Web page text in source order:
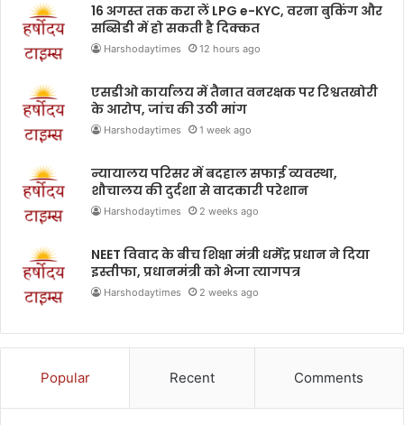
16 अगस्त तक करा लें LPG e-KYC, वरना बुकिंग और
सब्सिडी में हो सकती है दिक्कत
Harshodaytimes 12 hours ago
एसडीओ कार्यालय में तैनात वनरक्षक पर रिश्वतखोरी
के आरोप, जांच की उठी मांग
Harshodaytimes 1 week ago
न्यायालय परिसर में बदहाल सफाई व्यवस्था,
शौचालय की दुर्दशा से वादकारी परेशान
Harshodaytimes 2 weeks ago
NEET विवाद के बीच शिक्षा मंत्री धर्मेंद्र प्रधान ने दिया
इस्तीफा, प्रधानमंत्री को भेजा त्यागपत्र
Harshodaytimes 2 weeks ago
Popular Recent Comments